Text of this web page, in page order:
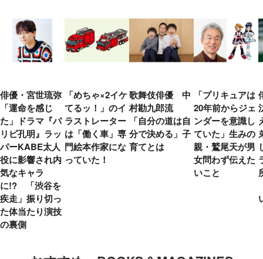
俳優・宮世琉弥
「運命を感じ
た」ドラマ『パ
リピ孔明』ラッ
パーKABE太人
役に影響され内
気なキャラ
に!? 「渋谷を
疾走」振り切っ
た体当たり演技
の裏側
「めちゃ×2イケ
てるッ！」のイ
ラストレーター
は「働く車」専
門絵本作家にな
っていた！
歌舞伎俳優 中
村勘九郎流
「自分の道は自
分で決める」子
育てとは
「プリキュアは
20年前からジェ
ンダーを意識し
ていた」生みの
親・鷲尾天が男
女問わず伝えた
いこと